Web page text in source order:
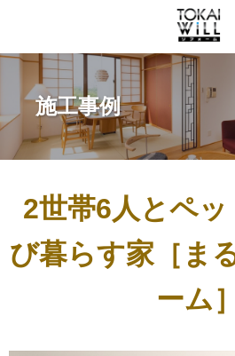
施工事例
2世帯6人とペ
び暮らす家［ま
ーム］